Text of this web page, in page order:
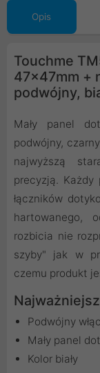
Opis
Touchme
47x47mm +
podwójny,
Mały panel
podwójny,
najwyższą
precyzją.
łączników
hartowanego,
rozbicia nie
szyby" jak w
czemu produkt
Podwójny
Mały panel
Kolor biały